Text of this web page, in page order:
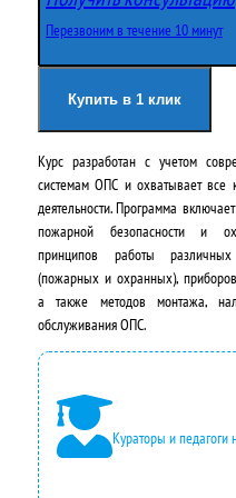
о
ч
а
л
ь
н
а
я
ц
е
н
щ
я
ц
е
н
а
:
2
4
0
Перезвоним в течение 10 минут
Купить в 1 клик
Курс разработан с учетом
системам ОПС и охватывает все
деятельности. Программа
пожарной безопасности и
принципов работы
(пожарных и охранных),
а также методов монтажа,
обслуживания ОПС.
Кураторы и педагоги